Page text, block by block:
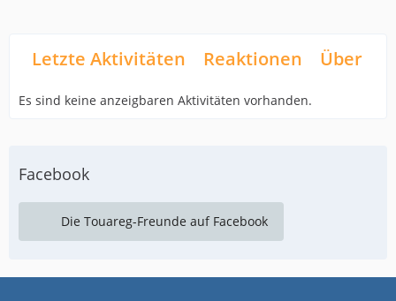
Letzte Aktivitäten Reaktionen Über
Es sind keine anzeigbaren Aktivitäten vorhanden.
Facebook
Die Touareg-Freunde auf Facebook